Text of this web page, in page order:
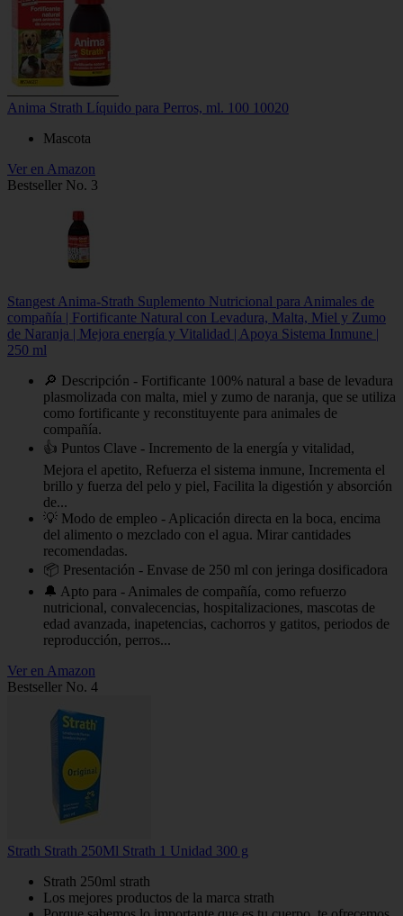
Anima Strath Líquido para Perros, ml. 100 10020
Mascota
Ver en Amazon
Bestseller No. 3
Stangest Anima-Strath Suplemento Nutricional para Animales de
compañía | Fortificante Natural con Levadura, Malta, Miel y Zumo
de Naranja | Mejora energía y Vitalidad | Apoya Sistema Inmune |
250 ml
🔎 Descripción - Fortificante 100% natural a base de levadura
plasmolizada con malta, miel y zumo de naranja, que se utiliza
como fortificante y reconstituyente para animales de
compañía.
👍 Puntos Clave - Incremento de la energía y vitalidad,
Mejora el apetito, Refuerza el sistema inmune, Incrementa el
brillo y fuerza del pelo y piel, Facilita la digestión y absorción
de...
💡 Modo de empleo - Aplicación directa en la boca, encima
del alimento o mezclado con el agua. Mirar cantidades
recomendadas.
📦 Presentación - Envase de 250 ml con jeringa dosificadora
🔔 Apto para - Animales de compañía, como refuerzo
nutricional, convalecencias, hospitalizaciones, mascotas de
edad avanzada, inapetencias, cachorros y gatitos, periodos de
reproducción, perros...
Ver en Amazon
Bestseller No. 4
Strath Strath 250Ml Strath 1 Unidad 300 g
Strath 250ml strath
Los mejores productos de la marca strath